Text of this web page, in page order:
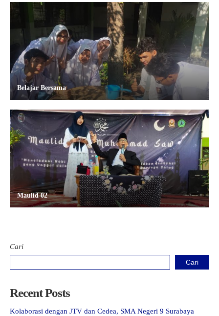
Belajar Bersama
Maulid 02
Cari
Cari
Recent Posts
Kolaborasi dengan JTV dan Cedea, SMA Negeri 9 Surabaya